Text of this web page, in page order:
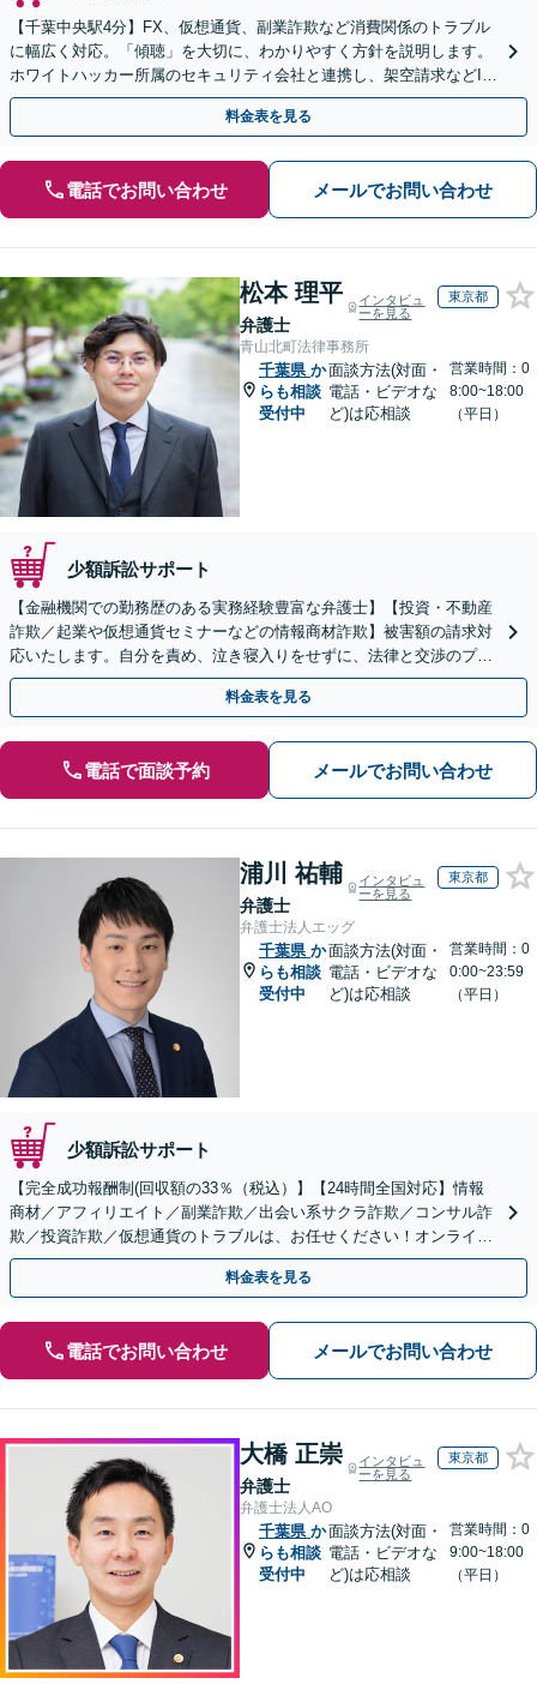
【千葉中央駅4分】FX、仮想通貨、副業詐欺など消費関係のトラブル
に幅広く対応。「傾聴」を大切に、わかりやすく方針を説明します。
ホワイトハッカー所属のセキュリティ会社と連携し、架空請求などIT
関連の詐欺にも精通しています【夜間面談OK】
料金表を見る
電話でお問い合わせ メールでお問い合わせ
松本 理平
弁護士
インタビュ
ーを見る
東京都
青山北町法律事務所
千葉県 か
らも相談
受付中
面談方法(対面・
電話・ビデオな
ど)は応相談
営業時間：0
8:00~18:00
（平日）
少額訴訟サポート
【金融機関での勤務歴のある実務経験豊富な弁護士】【投資・不動産
詐欺／起業や仮想通貨セミナーなどの情報商材詐欺】被害額の請求対
応いたします。自分を責め、泣き寝入りをせずに、法律と交渉のプロ
にまずはご相談ください。【表参道駅から徒歩3分】
料金表を見る
電話で面談予約 メールでお問い合わせ
浦川 祐輔
弁護士
インタビュ
ーを見る
東京都
弁護士法人エッグ
千葉県 か
らも相談
受付中
面談方法(対面・
電話・ビデオな
ど)は応相談
営業時間：0
0:00~23:59
（平日）
少額訴訟サポート
【完全成功報酬制(回収額の33％（税込）】【24時間全国対応】情報
商材／アフィリエイト／副業詐欺／出会い系サクラ詐欺／コンサル詐
欺／投資詐欺／仮想通貨のトラブルは、お任せください！オンライン
のみで解決も可能！
料金表を見る
電話でお問い合わせ メールでお問い合わせ
大橋 正崇
弁護士
インタビュ
ーを見る
東京都
弁護士法人AO
千葉県 か
らも相談
受付中
面談方法(対面・
電話・ビデオな
ど)は応相談
営業時間：0
9:00~18:00
（平日）